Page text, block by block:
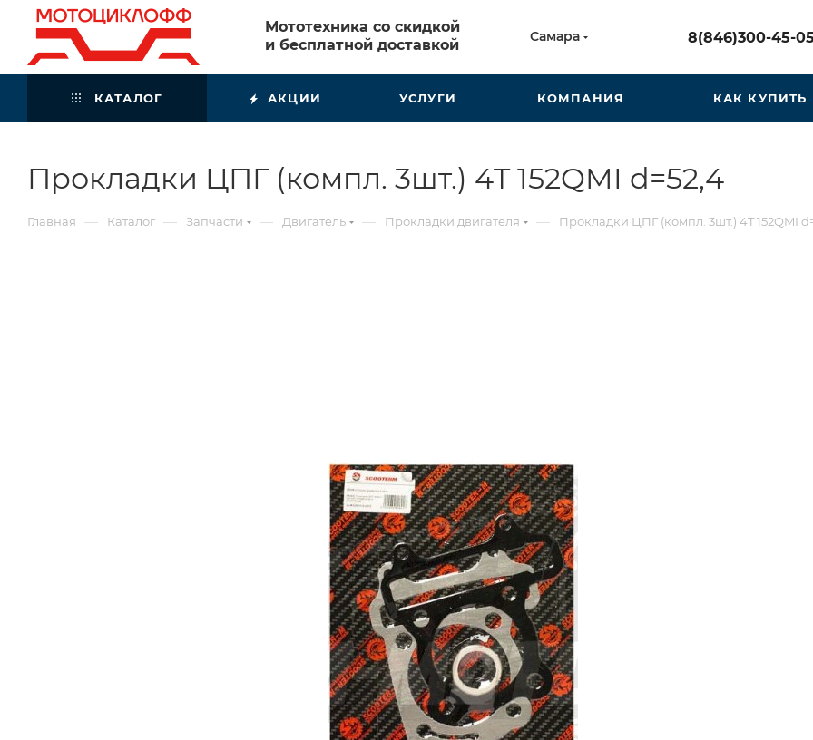
Мототехника со скидкой
и бесплатной доставкой
Самара 8(846)300-45-05
КАТАЛОГ АКЦИИ УСЛУГИ КОМПАНИЯ КАК КУПИТЬ
Прокладки ЦПГ (компл. 3шт.) 4T 152QMI d=52,4
Главная — Каталог — Запчасти — Двигатель — Прокладки двигателя — Прокладки ЦПГ (компл. 3шт.) 4T 152QMI